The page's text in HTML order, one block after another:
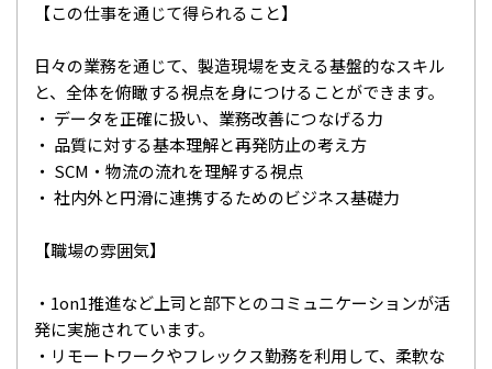
【この仕事を通じて得られること】
日々の業務を通じて、製造現場を支える基盤的なスキル
と、全体を俯瞰する視点を身につけることができます。
・ データを正確に扱い、業務改善につなげる力
・ 品質に対する基本理解と再発防止の考え方
・ SCM・物流の流れを理解する視点
・ 社内外と円滑に連携するためのビジネス基礎力
【職場の雰囲気】
・1on1推進など上司と部下とのコミュニケーションが活
発に実施されています。
・リモートワークやフレックス勤務を利用して、柔軟な